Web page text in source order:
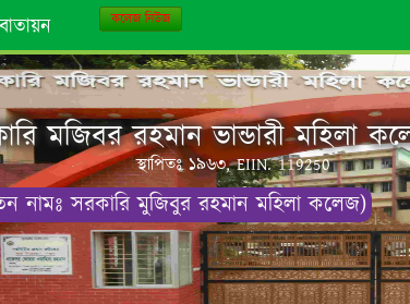
কলেজ নিউজ
মজিবর রহমান ভান্ডারী মহিলা
স্থাপিতঃ ১৯৬৩, EIIN. 119250
নামঃ সরকারি মুজিবুর রহমান মহিলা কলেজ)